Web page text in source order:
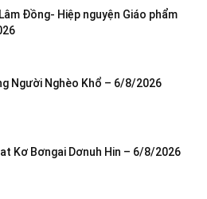
Đồng- Hiệp nguyện Giáo phẩm
Người Nghèo Khổ – 6/8/2026
Kơ Bơngai Dơnuh Hin – 6/8/2026